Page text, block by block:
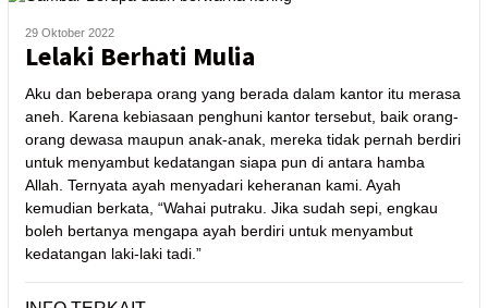
29 Oktober 2022
Lelaki Berhati Mulia
Aku dan beberapa orang yang berada dalam kantor itu merasa
aneh. Karena kebiasaan penghuni kantor tersebut, baik orang-
orang dewasa maupun anak-anak, mereka tidak pernah berdiri
untuk menyambut kedatangan siapa pun di antara hamba
Allah. Ternyata ayah menyadari keheranan kami. Ayah
kemudian berkata, “Wahai putraku. Jika sudah sepi, engkau
boleh bertanya mengapa ayah berdiri untuk menyambut
kedatangan laki-laki tadi.”